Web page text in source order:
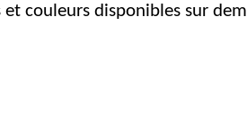
couleurs disponibles sur